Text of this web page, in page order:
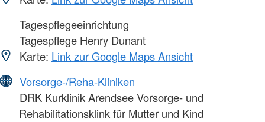
Tagespflegeeinrichtung
Tagespflege Henry Dunant
Karte: Link zur Google Maps Ansicht
Vorsorge-/Reha-Kliniken
DRK Kurklinik Arendsee Vorsorge- und
Rehabilitationsklink für Mutter und Kind